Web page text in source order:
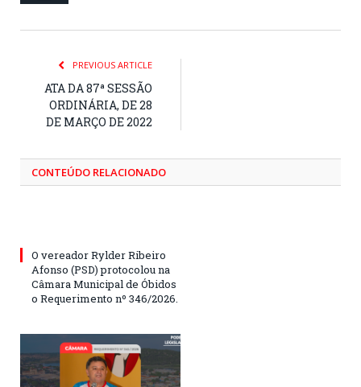
PREVIOUS ARTICLE
ATA DA 87ª SESSÃO
ORDINÁRIA, DE 28
DE MARÇO DE 2022
CONTEÚDO RELACIONADO
O vereador Rylder Ribeiro
Afonso (PSD) protocolou na
Câmara Municipal de Óbidos
o Requerimento nº 346/2026.